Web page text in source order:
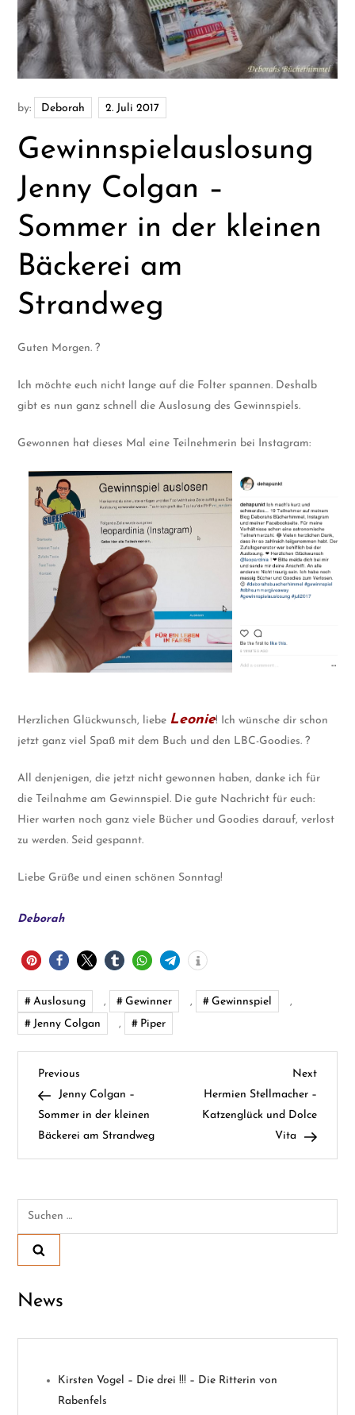
by: Deborah
Gewinnspielauslosung
Jenny Colgan –
Sommer in der kleinen
Bäckerei am
Strandweg
Guten Morgen. ?
Ich möchte euch nicht lange auf die Folter spannen. Deshalb
gibt es nun ganz schnell die Auslosung des Gewinnspiels.
Gewonnen hat dieses Mal eine Teilnehmerin bei Instagram:
Herzlichen Glückwunsch, liebe Leonie! Ich wünsche dir schon
jetzt ganz viel Spaß mit dem Buch und den LBC-Goodies. ?
All denjenigen, die jetzt nicht gewonnen haben, danke ich für
die Teilnahme am Gewinnspiel. Die gute Nachricht für euch:
Hier warten noch ganz viele Bücher und Goodies darauf, verlost
zu werden. Seid gespannt.
Liebe Grüße und einen schönen Sonntag!
Deborah
Auslosung , Gewinner , Gewinnspiel
,
Jenny Colgan
, Piper
B
e
r
a
g
Previous
Post
Previous
Jenny Colgan –
Sommer in der kleinen
Bäckerei am Strandweg
Next
Post
Next
Hermien Stellmacher –
Katzenglück und Dolce
Vita
Suchen
News
Kirsten Vogel – Die drei !!! – Die Ritterin von
Rabenfels